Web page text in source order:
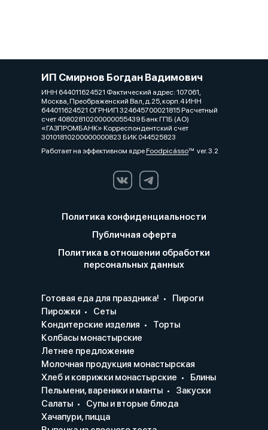
ИП Смирнов Богдан Вадимович
ИНН 644011624521 Фактический адрес: 107061,
Москва, Преображенский Вал, д.25, корп.4 ИНН
644011624521 ОГРНИП 324645700021815 Расчетный
счет 40802810200000055439 Банк ГПБ (АО)
«ГАЗПРОМБАНК» Корреспондентский счет
30101810200000000823 БИК 044525823
Работает на эффективном ядреFoodpicássover. 3.2
Политика конфиденциальности
Публичная оферта
Политика в отношении обработки
персональных данных
Готовая еда для праздника!
Пироги
Пирожки
Сеты
Кондитерские изделия
Торты
Колбасы монастырские
Летнее предложение
Молочная продукция монастырская
Хлеб и коврижки монастырские
Блины
Пельмени, вареники и манты
Закуски
Салаты
Супы и вторые блюда
Хачапури, пицца